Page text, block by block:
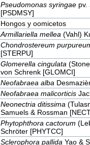
Pseudomonas syringaepv.
[PSDMSY]
Hongos y oomicetos
Armillariella mellea (Vahl)
Chondrostereum
[STERPU]
Glomerella cingulata
von Schrenk [GLOMCI]
Neofabraea alba
Neofabraea malicorticis
Neonectria ditissima
Samuels & Rossman
Phytophthora cactorum
Schröter [PHYTCC]
Sclerophora pallida Yao &